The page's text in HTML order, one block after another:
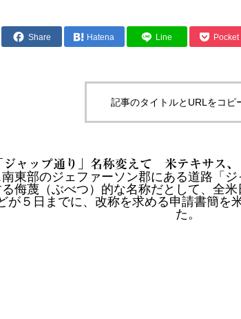
Share Hatena Line Pocket
記事のタイトルとURLをコピ
ジャップ通り」名称変えて 米テキサス
東部のジェファーソン郡にある道路「ジ
る侮蔑（ぶべつ）的な名称だとして、全
が５日までに、改称を求める申請書簡を
た。